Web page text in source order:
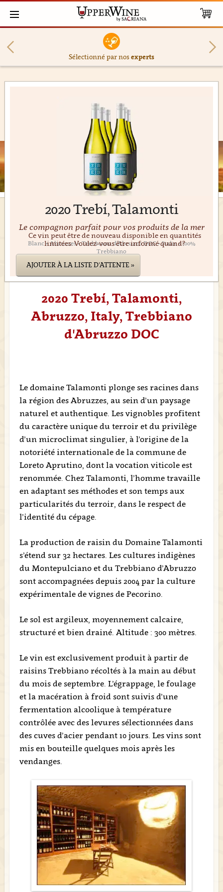
Sélectionné par nosexperts
2020 Trebí, Talamonti
Le compagnon parfait pour vos produits de la mer
Blanc • Abruzzes • Trebbiano d'Abruzzo DOC • Italie • 100%
Trebbiano
Ce vin peut être de nouveau disponible en quantités
limitées. Voulez-vous être informé quand?
AJOUTER À LA LISTE D'ATTENTE »
2020 Trebí, Talamonti,
Abruzzo, Italy, Trebbiano
d'Abruzzo DOC
Le domaine Talamonti plonge ses racines dans
la région des Abruzzes, au sein d’un paysage
naturel et authentique. Les vignobles profitent
du caractère unique du terroir et du privilège
d’un microclimat singulier, à l’origine de la
notoriété internationale de la commune de
Loreto Aprutino, dont la vocation viticole est
renommée. Chez Talamonti, l’homme travaille
en adaptant ses méthodes et son temps aux
particularités du terroir, dans le respect de
l’identité du cépage.
La production de raisin du Domaine Talamonti
s’étend sur 32 hectares. Les cultures indigènes
du Montepulciano et du Trebbiano d’Abruzzo
sont accompagnées depuis 2004 par la culture
expérimentale de vignes de Pecorino.
Le sol est argileux, moyennement calcaire,
structuré et bien drainé. Altitude : 300 mètres.
Le vin est exclusivement produit à partir de
raisins Trebbiano récoltés à la main au début
du mois de septembre. L’égrappage, le foulage
et la macération à froid sont suivis d’une
fermentation alcoolique à température
contrôlée avec des levures sélectionnées dans
des cuves d’acier pendant 10 jours. Les vins sont
mis en bouteille quelques mois après les
vendanges.